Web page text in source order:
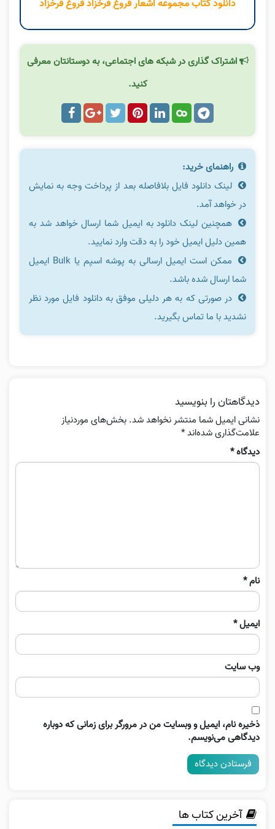
دانلود کتاب مجموعه اشعار فروغ فرخزاد فروغ فرخزاد
اشتراک گذاری در شبکه های اجتماعی، به دوستانتان معرفی
کنید.
راهنمای خرید:
لینک دانلود فایل بلافاصله بعد از پرداخت وجه به نمایش
در خواهد آمد.
همچنین لینک دانلود به ایمیل شما ارسال خواهد شد به
همین دلیل ایمیل خود را به دقت وارد نمایید.
ممکن است ایمیل ارسالی به پوشه اسپم یا Bulk ایمیل
شما ارسال شده باشد.
در صورتی که به هر دلیلی موفق به دانلود فایل مورد نظر
نشدید با ما تماس بگیرید.
دیدگاهتان را بنویسید
نشانی ایمیل شما منتشر نخواهد شد. بخش‌های موردنیاز
علامت‌گذاری شده‌اند*
دیدگاه*
نام*
ایمیل*
وب‌ سایت
ذخیره نام، ایمیل و وبسایت من در مرورگر برای زمانی که دوباره
دیدگاهی می‌نویسم.
آخرین کتاب ها